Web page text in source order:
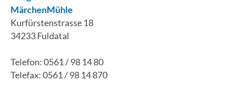
MärchenMühle
Kurfürstenstrasse 18
34233 Fuldatal
Telefon: 0561 / 98 14 80
Telefax: 0561 / 98 14 870